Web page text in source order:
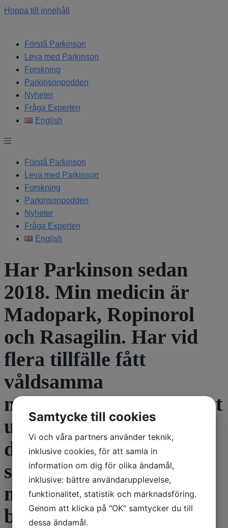
Hoppa till innehåll
Förstå Parkinson
Leva med Parkinson
Forskning
Parkinsonpodden
Nyheter
Fråga Experten
English
Förstå Parkinson
Leva med Parkinson
Forskning
Parkinsonpodden
Nyheter
Fråga Experten
English
Har Parkinson sedan
2018. Min medicin är
Madopark, Ropinorol
och Rasagilin. Har vid
flera tillfälle fått
våldsamma
mardrömmar och ramlat
ur sängen. Känner att
det är en biverkan man
ska acceptera. Finns
något
behandlingsalternativ?
Samtycke till cookies
Vi och våra partners använder teknik,
inklusive cookies, för att samla in
information om dig för olika ändamål,
inklusive: bättre användarupplevelse,
funktionalitet, statistik och marknadsföring.
Genom att klicka på "OK" samtycker du till
dessa ändamål.